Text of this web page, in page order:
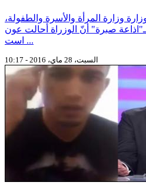
وزارة المرأة والأسرة والطفولة،
الجمعة 27 ماي 2016 لـ"اذاعة صبرة" أنّ الوزراة أحالت عون
است ...
السبت، 28 ماي، 2016 - 10:17